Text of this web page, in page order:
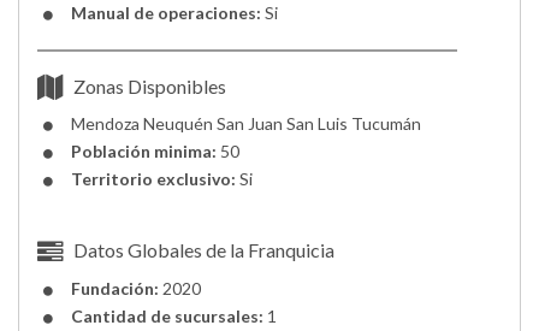
Manual de operaciones: Si
Zonas Disponibles
Mendoza Neuquén San Juan San Luis Tucumán
Población minima: 50
Territorio exclusivo: Si
Datos Globales de la Franquicia
Fundación: 2020
Cantidad de sucursales: 1